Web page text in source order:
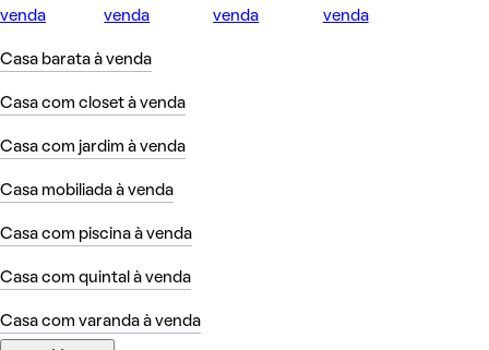
venda
venda
venda
venda
Casa barata à venda
Casa com closet à venda
Casa com jardim à venda
Casa mobiliada à venda
Casa com piscina à venda
Casa com quintal à venda
Casa com varanda à venda